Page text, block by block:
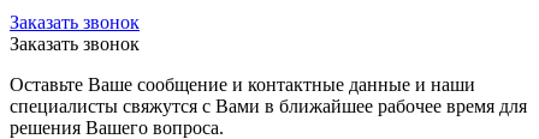
Заказать звонок
Заказать звонок
Оставьте Ваше сообщение и контактные данные и наши
специалисты свяжутся с Вами в ближайшее рабочее время для
решения Вашего вопроса.